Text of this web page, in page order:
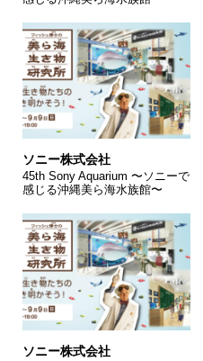
ソニー株式会社
45th Sony Aquarium 〜ソニーで
感じる沖縄美ら海水族館〜
ソニー株式会社